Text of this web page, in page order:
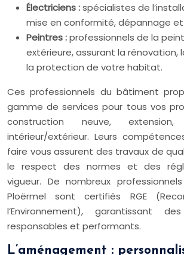
Électriciens :spécialistes de
mise en conformité, dépannage
Peintres :professionnels de la
extérieure, assurant la rénovation,
la protection de votre habitat.
Ces professionnels du bâtiment
gamme de services pour tous vos
construction neuve, extension,
intérieur/extérieur. Leurs
faire vous assurent des travaux de
le respect des normes et des
vigueur. De nombreux
Ploërmel sont certifiés RGE
l’Environnement), garantissant
responsables et performants.
L’aménagement :